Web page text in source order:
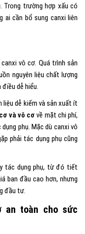
Trong trường hợp xấu có
ai cần bổ sung canxi liên
vô cơ. Quá trình sản
nguyên liệu chất lượng
dễ hiểu.
liệu dễ kiếm và sản xuất ít
và vô cơ về mặt chi phí,
phụ. Mặc dù canxi vô
phải tác dụng phụ cũng
tác dụng phụ, từ đó tiết
ban đầu cao hơn, nhưng
đầu tư.
an toàn cho sức